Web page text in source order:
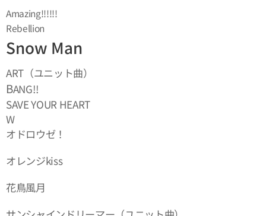
Amazing!!!!!!
Rebellion
Snow Man
ART（ユニット曲）
BANG!!
SAVE YOUR HEART
W
オドロウゼ！
オレンジkiss
花鳥風月